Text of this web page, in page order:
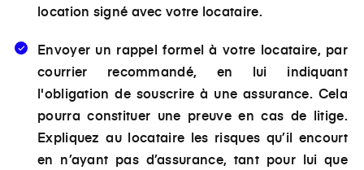
location signé avec votre locataire.
Envoyer un rappel formelà votre locataire, par
courrier recommandé, en lui indiquant
l'obligation de souscrire à une assurance. Cela
pourra constituer une preuve en cas de litige.
Expliquez au locataire les risques qu’il encourt
en n’ayant pas d’assurance, tant pour lui que